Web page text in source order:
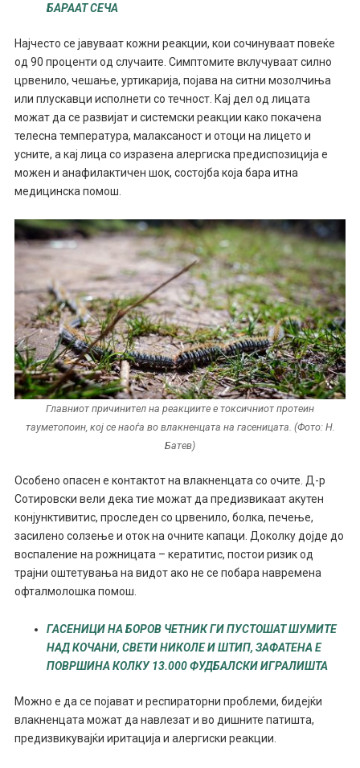
БАРААТ СЕЧА
Најчесто се јавуваат кожни реакции, кои сочинуваат повеќе
од 90 проценти од случаите. Симптомите вклучуваат силно
црвенило, чешање, уртикарија, појава на ситни мозолчиња
или плускавци исполнети со течност. Кај дел од лицата
можат да се развијат и системски реакции како покачена
телесна температура, малаксаност и отоци на лицето и
усните, а кај лица со изразена алергиска предиспозиција е
можен и анафилактичен шок, состојба која бара итна
медицинска помош.
Главниот причинител на реакциите е токсичниот протеин
тауметопоин, кој се наоѓа во влакненцата на гасеницата. (Фото: Н.
Батев)
Особено опасен е контактот на влакненцата со очите. Д-р
Сотировски вели дека тие можат да предизвикаат акутен
конјунктивитис, проследен со црвенило, болка, печење,
засилено солзење и оток на очните капаци. Доколку дојде до
воспаление на рожницата – кератитис, постои ризик од
трајни оштетувања на видот ако не се побара навремена
офталмолошка помош.
ГАСЕНИЦИ НА БОРОВ ЧЕТНИК ГИ ПУСТОШАТ ШУМИТЕ
НАД КОЧАНИ, СВЕТИ НИКОЛЕ И ШТИП, ЗАФАТЕНА Е
ПОВРШИНА КОЛКУ 13.000 ФУДБАЛСКИ ИГРАЛИШТА
Можно е да се појават и респираторни проблеми, бидејќи
влакненцата можат да навлезат и во дишните патишта,
предизвикувајќи иритација и алергиски реакции.